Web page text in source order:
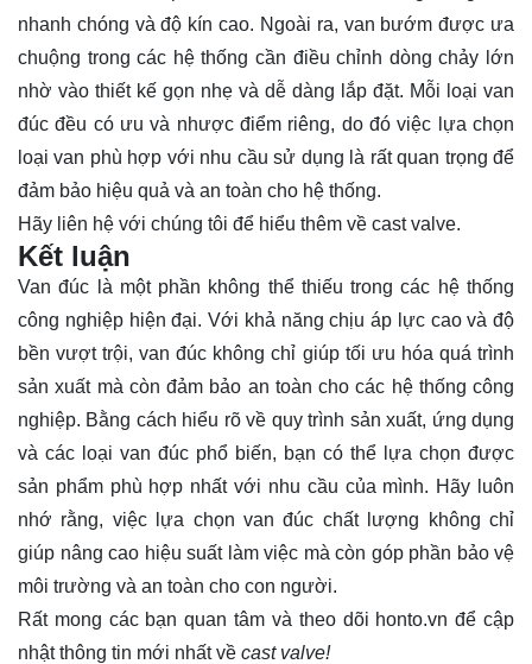
nhanh chóng và độ kín cao. Ngoài ra, van bướm được ưa
chuộng trong các hệ thống cần điều chỉnh dòng chảy lớn
nhờ vào thiết kế gọn nhẹ và dễ dàng lắp đặt. Mỗi loại van
đúc đều có ưu và nhược điểm riêng, do đó việc lựa chọn
loại van phù hợp với nhu cầu sử dụng là rất quan trọng để
đảm bảo hiệu quả và an toàn cho hệ thống.
Hãy liên hệ với chúng tôi để hiểu thêm về cast valve.
Kết luận
Van đúc là một phần không thể thiếu trong các hệ thống
công nghiệp hiện đại. Với khả năng chịu áp lực cao và độ
bền vượt trội, van đúc không chỉ giúp tối ưu hóa quá trình
sản xuất mà còn đảm bảo an toàn cho các hệ thống công
nghiệp. Bằng cách hiểu rõ về quy trình sản xuất, ứng dụng
và các loại van đúc phổ biến, bạn có thể lựa chọn được
sản phẩm phù hợp nhất với nhu cầu của mình. Hãy luôn
nhớ rằng, việc lựa chọn van đúc chất lượng không chỉ
giúp nâng cao hiệu suất làm việc mà còn góp phần bảo vệ
môi trường và an toàn cho con người.
Rất mong các bạn quan tâm và theo dõi honto.vn để cập
nhật thông tin mới nhất về cast valve!